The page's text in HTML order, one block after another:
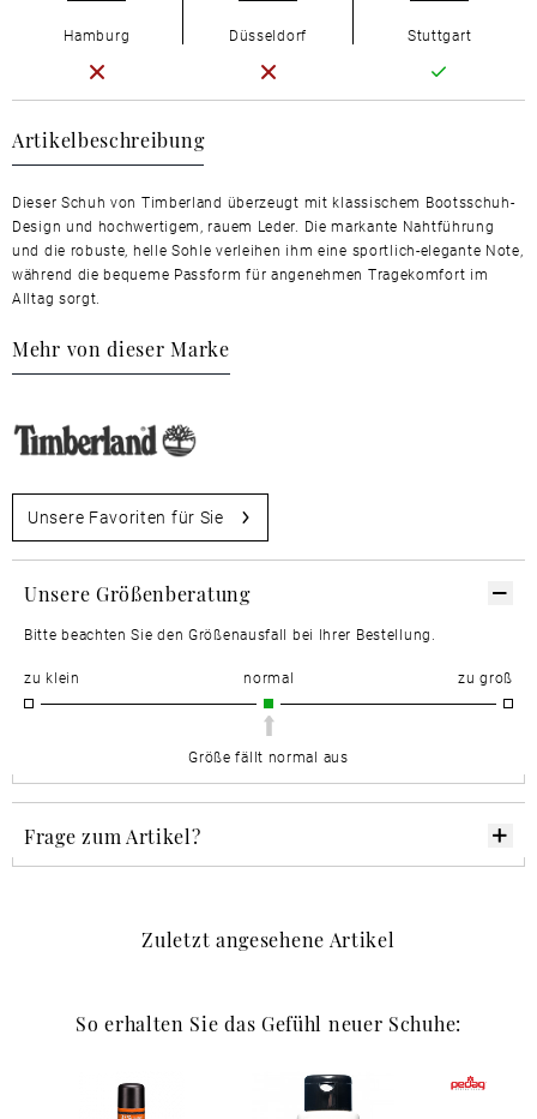
Artikelbeschreibung
Dieser Schuh von Timberland überzeugt mit klassischem Bootsschuh-
Design und hochwertigem, rauem Leder. Die markante Nahtführung
und die robuste, helle Sohle verleihen ihm eine sportlich-elegante Note,
während die bequeme Passform für angenehmen Tragekomfort im
Alltag sorgt.
Mehr von dieser Marke
Unsere Favoriten für Sie
Hamburg Düsseldorf Stuttgart
Unsere Größenberatung
Bitte beachten Sie den Größenausfall bei Ihrer Bestellung.
zu klein normal zu groß
Größe fällt normal aus
Frage zum Artikel?
Zuletzt angesehene Artikel
So erhalten Sie das Gefühl neuer Schuhe: